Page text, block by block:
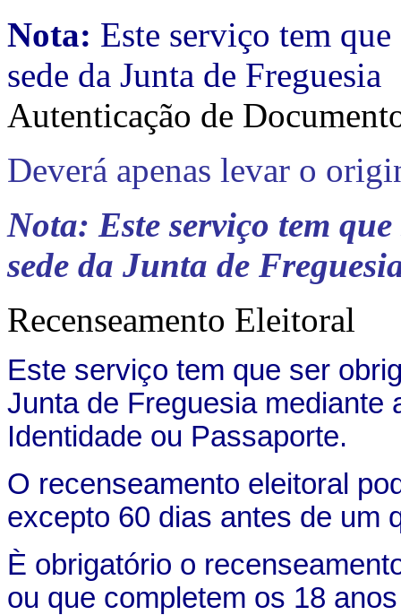
Nota: Este serviço tem
sede da Junta de Freguesia
Autenticação de
Deverá apenas levar o
Nota: Este serviço tem
sede da Junta de
Recenseamento Eleitoral
Este serviço tem que ser
Junta de Freguesia mediante
Identidade ou Passaporte.
O recenseamento eleitoral
excepto 60 dias antes de um
È obrigatório o
ou que completem os 18